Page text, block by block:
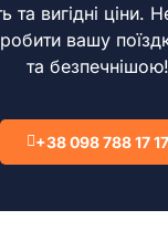
та вигідні ціни.
вашу
та безпечнішою!
+38 098 788 17 17